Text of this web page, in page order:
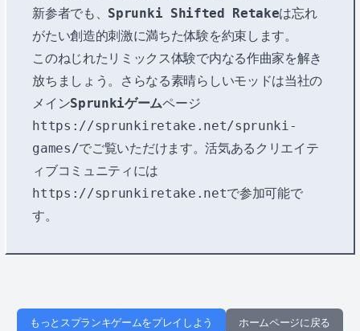
新参者でも、 Sprunki Shifted Retakeは忘れ
がたい創造的刺激に満ちた体験を約束します。
このねじれたリミックス体験で内なる作曲家を解き
放ちましょう。さらなる素晴らしいモッドは当社の
メインSprunkiゲームページ
https://sprunkiretake.net/sprunki-
games/でご覧いただけます。活気あるクリエイテ
ィブコミュニティには
https://sprunkiretake.netで参加可能で
す。
もっとスプランキゲームをプレイしよう ホームページに戻る